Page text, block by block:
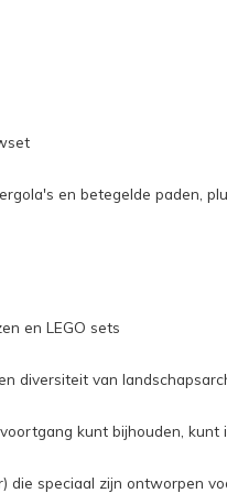
en betegelde paden,
en LEGO sets
diversiteit van
kunt bijhouden, kunt
die speciaal zijn ontworpen